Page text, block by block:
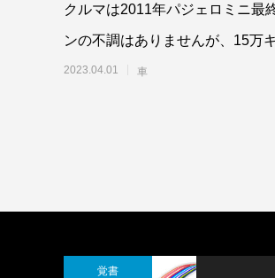
クルマは2011年パジェロミニ最
ンの不調はありませんが、15万
で点火プラグの劣化なども気に
2023.04.01 車
覚書